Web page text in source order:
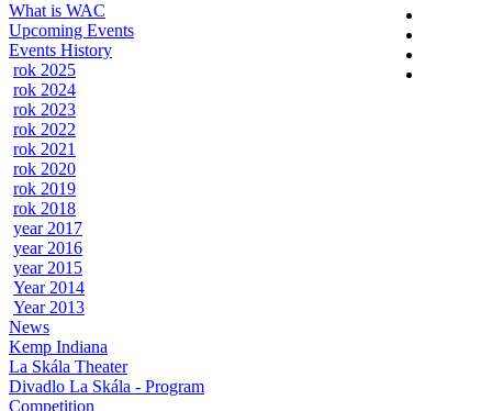
What is WAC
Upcoming Events
Events History
rok 2025
rok 2024
rok 2023
rok 2022
rok 2021
rok 2020
rok 2019
rok 2018
year 2017
year 2016
year 2015
Year 2014
Year 2013
News
Kemp Indiana
La Skála Theater
Divadlo La Skála - Program
Competition